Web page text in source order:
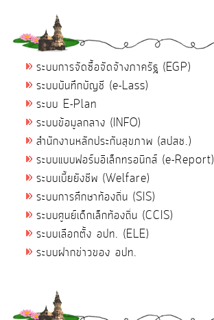
ระบบการจัดซื้อจัดจ้างภาครัฐ (EGP)
ระบบบันทึกบัญชี (e-Lass)
ระบบ E-Plan
ระบบข้อมูลกลาง (INFO)
สำนักงานหลักประกันสุขภาพ (สปสช.)
ระบบแบบฟอร์มอิเล็กทรอนิกส์ (e-Report)
ระบบเบี้ยยังชีพ (Welfare)
ระบบการศึกษาท้องถิ่น (SIS)
ระบบศูนย์เด็กเล็กท้องถิ่น (CCIS)
ระบบเลือกตั้ง อปท. (ELE)
ระบบฝากข่าวของ อปท.